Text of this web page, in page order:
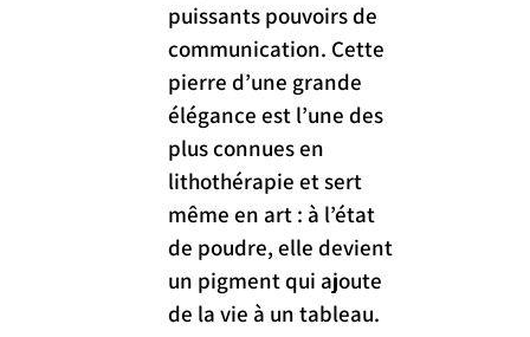
puissants pouvoirs de
communication. Cette
pierre d’une grande
élégance est l’une des
plus connues en
lithothérapie et sert
même en art : à l’état
de poudre, elle devient
un pigment qui ajoute
de la vie à un tableau.